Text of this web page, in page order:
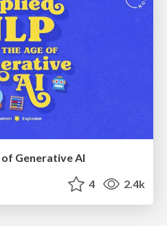
Generative AI
4 2.4k